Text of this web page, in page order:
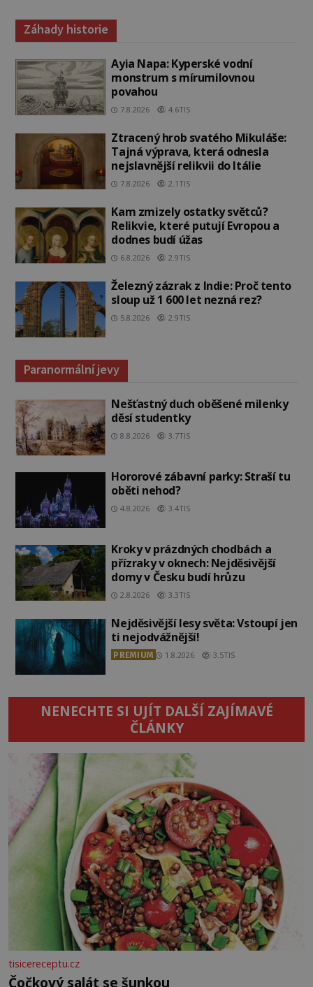
Záhady historie
Ayia Napa: Kyperské vodní
monstrum s mírumilovnou
povahou
7.8.2026 4.6TIS
Ztracený hrob svatého Mikuláše:
Tajná výprava, která odnesla
nejslavnější relikvii do Itálie
7.8.2026 2.1TIS
Kam zmizely ostatky světců?
Relikvie, které putují Evropou a
dodnes budí úžas
6.8.2026 2.9TIS
Železný zázrak z Indie: Proč tento
sloup už 1 600 let nezná rez?
5.8.2026 2.9TIS
Paranormální jevy
Nešťastný duch oběšené milenky
děsí studentky
8.8.2026 3.7TIS
Hororové zábavní parky: Straší tu
oběti nehod?
4.8.2026 3.4TIS
Kroky v prázdných chodbách a
přízraky v oknech: Nejděsivější
domy v Česku budí hrůzu
2.8.2026 3.3TIS
Nejděsivější lesy světa: Vstoupí jen
ti nejodvážnější!
PREMIUM 1.8.2026 3.5TIS
NENECHTE SI UJÍT DALŠÍ ZAJÍMAVÉ
ČLÁNKY
tisicereceptu.cz
Čočkový salát se šunkou